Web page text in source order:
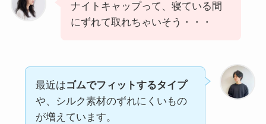
ナイトキャップって、寝ている間
にずれて取れちゃいそう・・・
最近はゴムでフィットするタイプ
や、シルク素材のずれにくいもの
が増えています。